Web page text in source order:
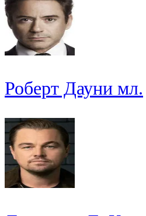
Роберт Дауни мл.